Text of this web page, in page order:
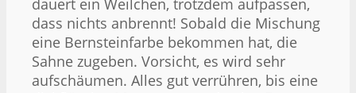
dauert ein Weilchen, trotzdem aufpassen,
dass nichts anbrennt! Sobald die Mischung
eine Bernsteinfarbe bekommen hat, die
Sahne zugeben. Vorsicht, es wird sehr
aufschäumen. Alles gut verrühren, bis eine